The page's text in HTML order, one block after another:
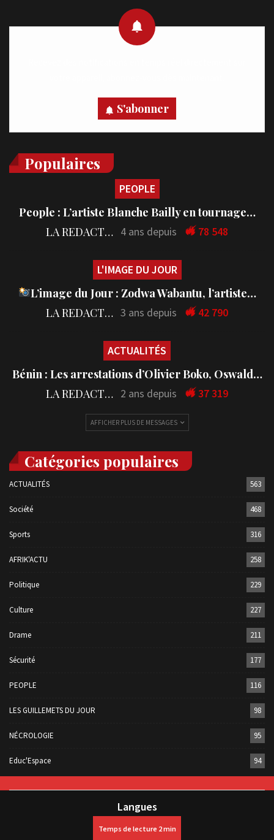
S'abonner
Populaires
PEOPLE
People : L’artiste Blanche Bailly en tournage…
LA REDACTION 4 ans depuis 78 548
L'IMAGE DU JOUR
L’image du Jour : Zodwa Wabantu, l’artiste…
LA REDACTION 3 ans depuis 42 790
ACTUALITÉS
Bénin : Les arrestations d’Olivier Boko, Oswald…
LA REDACTION 2 ans depuis 37 319
AFFICHER PLUS DE MESSAGES
Catégories populaires
ACTUALITÉS 563
Société 468
Sports 316
AFRIK'ACTU 258
Politique 229
Culture 227
Drame 211
Sécurité 177
PEOPLE 116
LES GUILLEMETS DU JOUR 98
NÉCROLOGIE 95
Educ'Espace 94
Langues